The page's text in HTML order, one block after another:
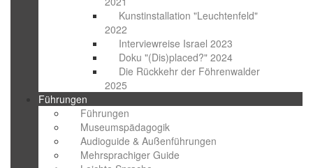
Kunstinstallation "Leuchtenfeld"
2022
Interviewreise Israel 2023
Doku "(Dis)placed?" 2024
Die Rückkehr der Föhrenwalder
2025
Führungen
Führungen
Museumspädagogik
Audioguide & Außenführungen
Mehrsprachiger Guide